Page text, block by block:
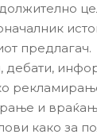
предлагач.
дебати,
и
како за